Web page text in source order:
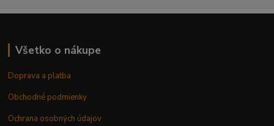
Všetko o nákupe
Doprava a platba
Obchodné podmienky
Ochrana osobných údajov